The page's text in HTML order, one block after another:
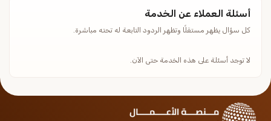
أسئلة العملاء عن الخدمة
كل سؤال يظهر مستقلًا وتظهر الردود التابعة له تحته مباشرة.
لا توجد أسئلة على هذه الخدمة حتى الآن.